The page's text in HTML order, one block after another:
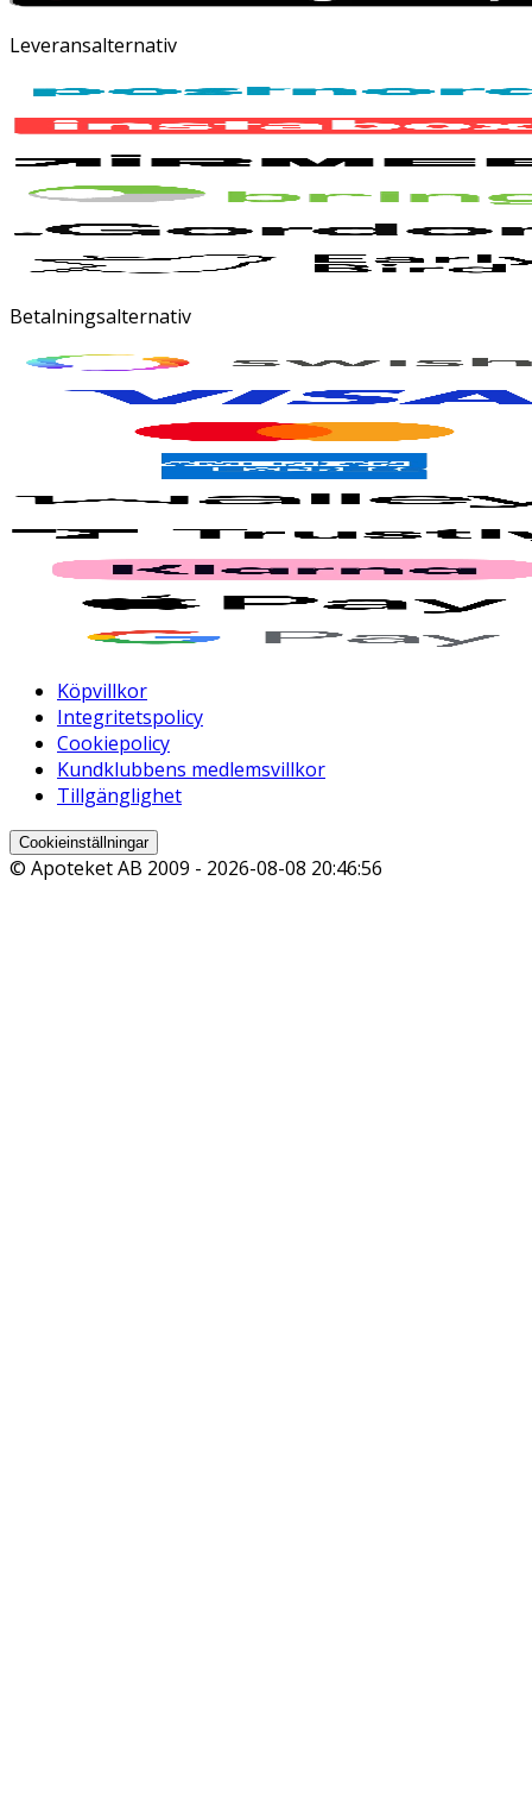
Leveransalternativ
Betalningsalternativ
Köpvillkor
Integritetspolicy
Cookiepolicy
Kundklubbens medlemsvillkor
Tillgänglighet
Cookieinställningar
© Apoteket AB 2009 - 2026-08-08 20:46:56